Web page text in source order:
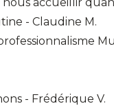
- Claudine M.
- Frédérique V.